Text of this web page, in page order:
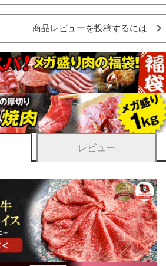
商品レビューを投稿するには
レビュー